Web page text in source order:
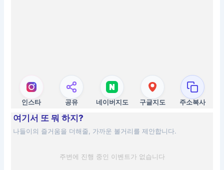
인스타 공유 네이버지도 구글지도 주소복사
여기서 또 뭐 하지?
나들이의 즐거움을 더해줄, 가까운 볼거리를 제안합니다.
주변에 진행 중인 이벤트가 없습니다